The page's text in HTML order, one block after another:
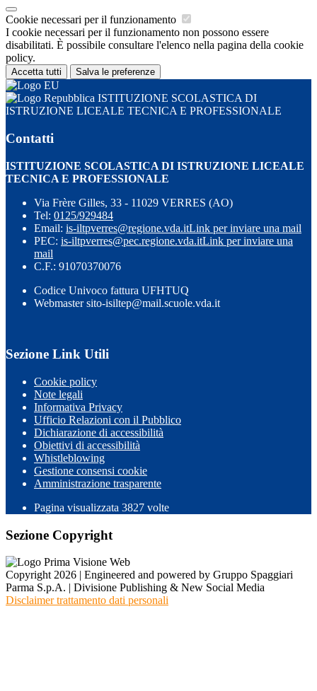
Cookie necessari per il funzionamento
I cookie necessari per il funzionamento non possono essere
disabilitati. È possibile consultare l'elenco nella pagina della cookie
policy.
Accetta tutti Salva le preferenze
ISTITUZIONE SCOLASTICA DI
ISTRUZIONE LICEALE TECNICA E PROFESSIONALE
Contatti
ISTITUZIONE SCOLASTICA DI ISTRUZIONE LICEALE
TECNICA E PROFESSIONALE
Via Frère Gilles, 33 - 11029 VERRES (AO)
Tel: 0125/929484
Email: is-iltpverres@regione.vda.itLink per inviare una mail
PEC: is-iltpverres@pec.regione.vda.itLink per inviare una
mail
C.F.: 91070370076
Codice Univoco fattura UFHTUQ
Webmaster sito-isiltep@mail.scuole.vda.it
Sezione Link Utili
Cookie policy
Note legali
Informativa Privacy
Ufficio Relazioni con il Pubblico
Dichiarazione di accessibilità
Obiettivi di accessibilità
Whistleblowing
Gestione consensi cookie
Amministrazione trasparente
Pagina visualizzata 3827 volte
Sezione Copyright
Copyright 2026 | Engineered and powered by Gruppo Spaggiari
Parma S.p.A. | Divisione Publishing & New Social Media
Disclaimer trattamento dati personali